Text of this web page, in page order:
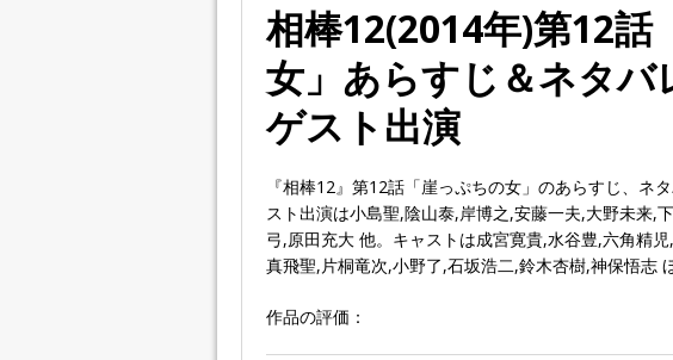
相棒12(2014年)第12話
女」あらすじ＆ネタバ
ゲスト出演
『相棒12』第12話「崖っぷちの女」のあらすじ、ネ
スト出演は小島聖,陰山泰,岸博之,安藤一夫,大野未来,
弓,原田充大 他。キャストは成宮寛貴,水谷豊,六角精
真飛聖,片桐竜次,小野了,石坂浩二,鈴木杏樹,神保悟志 ほ
作品の評価：